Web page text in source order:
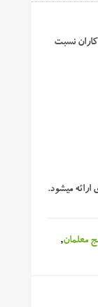
نسبت
میشود.
معلمان,